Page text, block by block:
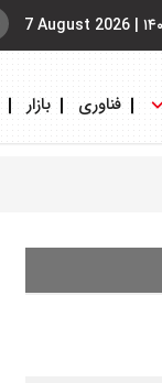
|
7 August 2026
فناوری بازار